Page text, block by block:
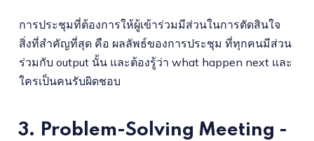
การประชุมที่ต้องการให้ผู้เข้าร่วมมีส่วนในการตัดสินใจ
สิ่งที่สำคัญที่สุด คือ ผลลัพธ์ของการประชุม ที่ทุกคนมีส่วน
ร่วมกับ output นั้น และต้องรู้ว่า what happen next และ
ใครเป็นคนรับผิดชอบ
3. Problem-Solving Meeting -